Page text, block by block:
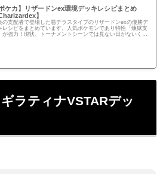
ポケカ】リザードンex環境デッキレシピまとめ
Charizardex】
の支配者で登場した悪テラスタイプのリザードンexの優勝デ
レシピをまとめています。人気ポケモンであり特性「煉獄支
が強力！現状、トーナメントシーンでは見ない日がないくら
ラティナVSTARデッ